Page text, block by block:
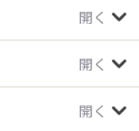
開く
開く
開く